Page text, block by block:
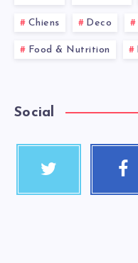
Chiens Deco
Food & Nutrition
Social